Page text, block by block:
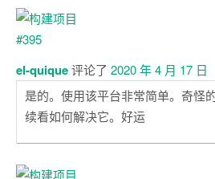
el-quique评论了 2020 年 4 月 17 日
是的。使用该平台非常简单。奇怪
续看如何解决它。好运